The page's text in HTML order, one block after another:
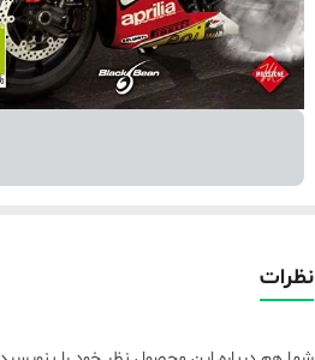
نظرات